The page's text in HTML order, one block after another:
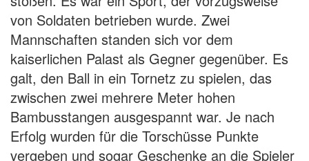
von Soldaten betrieben wurde. Zwei
Mannschaften standen sich vor dem
kaiserlichen Palast als Gegner gegenüber. Es
galt, den Ball in ein Tornetz zu spielen, das
zwischen zwei mehrere Meter hohen
Bambusstangen ausgespannt war. Je nach
Erfolg wurden für die Torschüsse Punkte
vergeben und sogar Geschenke an die Spieler